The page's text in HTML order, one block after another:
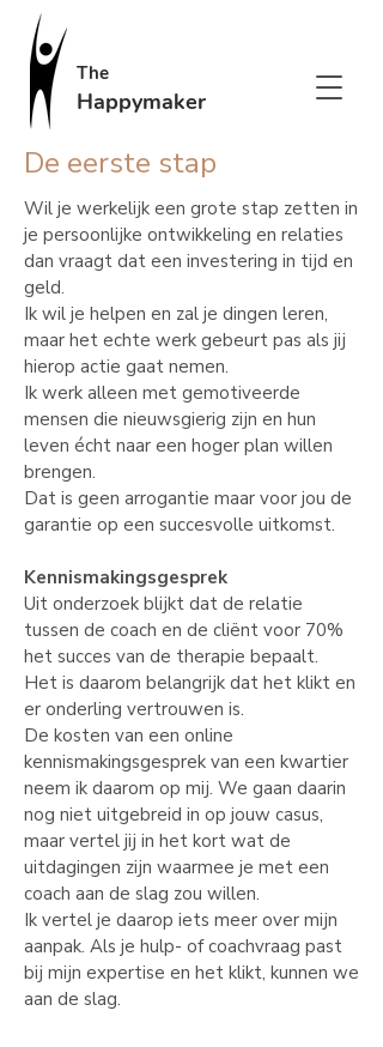
The
Happymaker
De eerste stap
Wil je werkelijk een grote stap zetten in
je persoonlijke ontwikkeling en relaties
dan vraagt dat een investering in tijd en
geld.
Ik wil je helpen en zal je dingen leren,
maar het echte werk gebeurt pas als jij
hierop actie gaat nemen.
Ik werk alleen met gemotiveerde
mensen die nieuwsgierig zijn en hun
leven écht naar een hoger plan willen
brengen.
Dat is geen arrogantie maar voor jou de
garantie op een succesvolle uitkomst.
Kennismakingsgesprek
Uit onderzoek blijkt dat de relatie
tussen de coach en de cliënt voor 70%
het succes van de therapie bepaalt.
Het is daarom belangrijk dat het klikt en
er onderling vertrouwen is.
De kosten van een online
kennismakingsgesprek van een kwartier
neem ik daarom op mij. We gaan daarin
nog niet uitgebreid in op jouw casus,
maar vertel jij in het kort wat de
uitdagingen zijn waarmee je met een
coach aan de slag zou willen.
Ik vertel je daarop iets meer over mijn
aanpak. Als je hulp- of coachvraag past
bij mijn expertise en het klikt, kunnen we
aan de slag.